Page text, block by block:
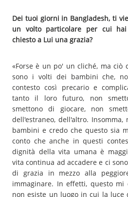
Dei tuoi giorni in Bangladesh, ti
un volto particolare per cui
chiesto a Lui una grazia?
«Forse è un po' un cliché, ma
sono i volti dei bambini che,
contesto così precario e
tanto il loro futuro, non
smettono di giocare, non
dell'estraneo, dell'altro. Insomma,
bambini e credo che questo sia
conto che anche in questi
dignità della vita umana è
vita continua ad accadere e ci
di grazia in mezzo alla
immaginare. In effetti, questo
non esiste un luogo in cui la luce